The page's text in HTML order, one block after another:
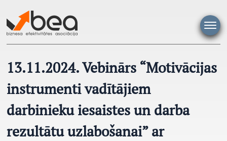
saturu
13.11.2024. Vebinārs “Motivācijas
instrumenti vadītājiem
darbinieku iesaistes un darba
rezultātu uzlabošanai” ar